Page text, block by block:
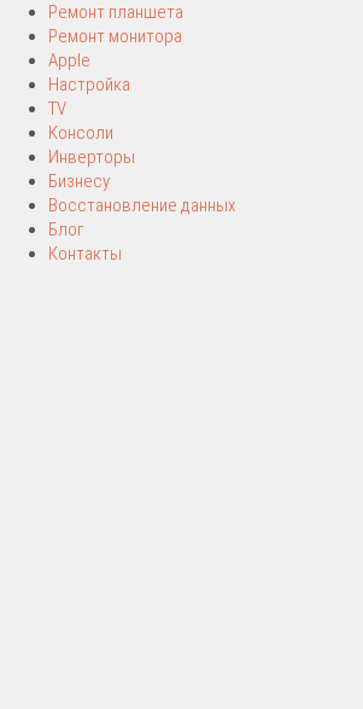
Ремонт планшета
Ремонт монитора
Apple
Настройка
TV
Консоли
Инверторы
Бизнесу
Восстановление данных
Блог
Контакты